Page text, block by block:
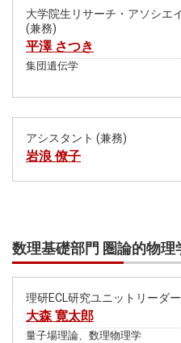
大学院生リサーチ・アソシエ
(兼務)
平澤 さつき
集団遺伝学
アシスタント (兼務)
岩浪 僚子
数理基礎部門 圏論的物理
理研ECL研究ユニットリーダー
大森 寛太郎
量子場理論、数理物理学